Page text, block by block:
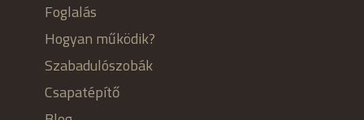
Foglalás
Hogyan működik?
Szabadulószobák
Csapatépítő